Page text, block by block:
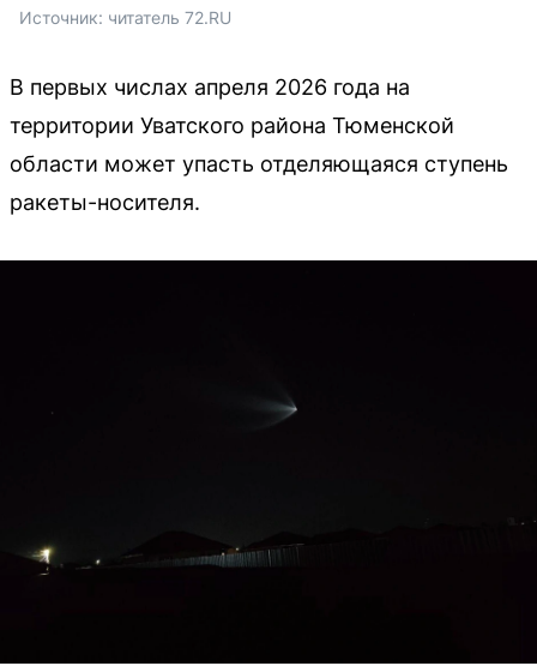
Источник: читатель 72.RU
В первых числах апреля 2026 года на
территории Уватского района Тюменской
области может упасть отделяющаяся ступень
ракеты-носителя.